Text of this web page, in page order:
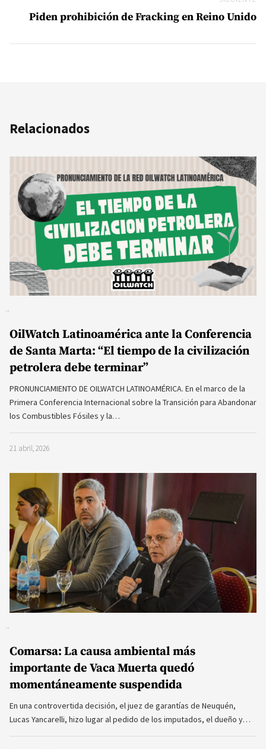
Piden prohibición de Fracking en Reino Unido
Relacionados
OilWatch Latinoamérica ante la Conferencia
de Santa Marta: “El tiempo de la civilización
petrolera debe terminar”
PRONUNCIAMIENTO DE OILWATCH LATINOAMÉRICA. En el marco de la
Primera Conferencia Internacional sobre la Transición para Abandonar
los Combustibles Fósiles y la…
21 abril, 2026
Comarsa: La causa ambiental más
importante de Vaca Muerta quedó
momentáneamente suspendida
En una controvertida decisión, el juez de garantías de Neuquén,
Lucas Yancarelli, hizo lugar al pedido de los imputados, el dueño y…